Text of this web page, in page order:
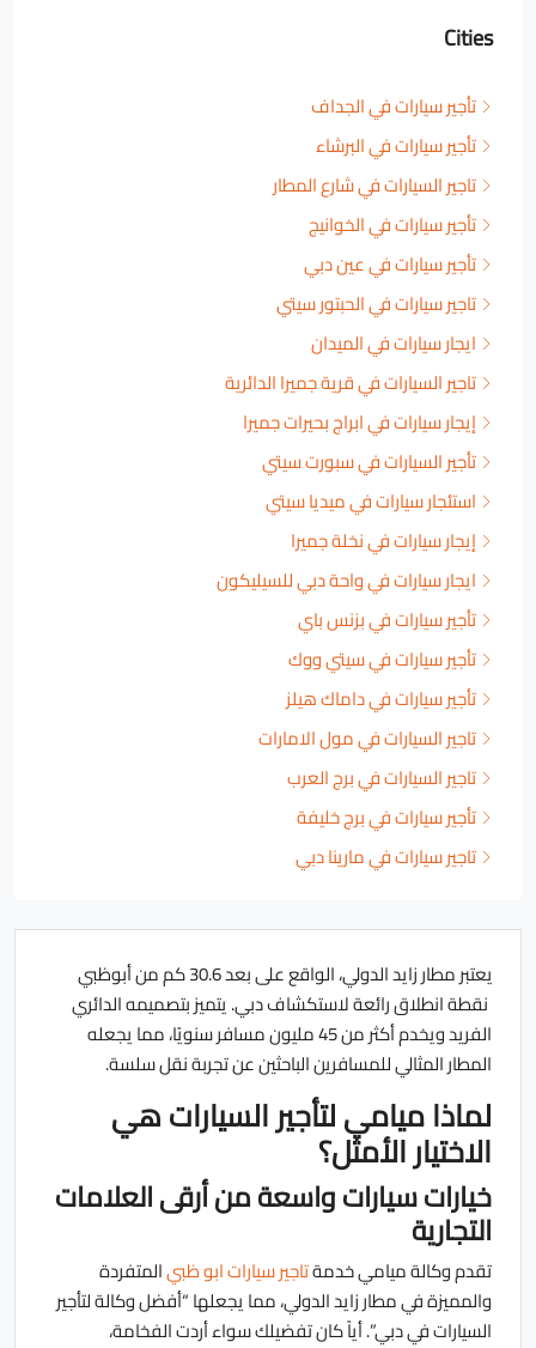
Cities
تأجير سيارات في الجداف
تأجير سيارات في البرشاء
تاجير السيارات في شارع المطار
تأجير سيارات في الخوانيج
تأجير سيارات في عين دبي
تاجير سيارات في الحبتور سيتي
ايجار سيارات في الميدان
تاجير السيارات في قرية جميرا الدائرية
إيجار سيارات في ابراج بحيرات جميرا
تأجير السيارات في سبورت سيتي
استئجار سيارات في ميديا سيتي
إيجار سيارات في نخلة جميرا
ايجار سيارات في واحة دبي للسيليكون
تأجير سيارات في بزنس باي
تأجير سيارات في سيتي ووك
تأجير سيارات في داماك هيلز
تاجير السيارات في مول الامارات
تاجير السيارات في برج العرب
تأجير سيارات في برج خليفة
تاجير سيارات في مارينا دبي
يعتبر مطار زايد الدولي، الواقع على بعد 30.6 كم من أبوظبي
نقطة انطلاق رائعة لاستكشاف دبي. يتميز بتصميمه الدائري
الفريد ويخدم أكثر من 45 مليون مسافر سنويًا، مما يجعله
المطار المثالي للمسافرين الباحثين عن تجربة نقل سلسة.
لماذا ميامي لتأجير السيارات هي
الاختيار الأمثل؟
خيارات سيارات واسعة من أرقى العلامات
التجارية
تقدم وكالة ميامي خدمةتاجير سيارات ابو ظبيالمتفردة
والمميزة في مطار زايد الدولي، مما يجعلها “أفضل وكالة لتأجير
السيارات في دبي”. أياً كان تفضيلك سواء أردت الفخامة،